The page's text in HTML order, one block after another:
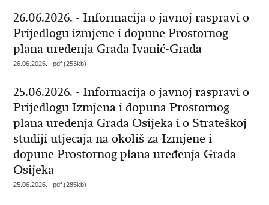
26.06.2026. - Informacija o javnoj raspravi o
Prijedlogu izmjene i dopune Prostornog
plana uređenja Grada Ivanić-Grada
26.06.2026. | pdf (253kb)
25.06.2026. - Informacija o javnoj raspravi o
Prijedlogu Izmjena i dopuna Prostornog
plana uređenja Grada Osijeka i o Strateškoj
studiji utjecaja na okoliš za Izmjene i
dopune Prostornog plana uređenja Grada
Osijeka
25.06.2026. | pdf (285kb)